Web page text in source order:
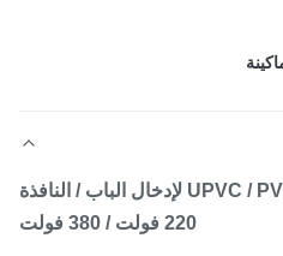
خط بثق الملف الشخصي UPVC / PVC لإدخال الباب / النافذة